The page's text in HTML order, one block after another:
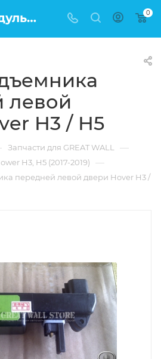
Купить Модуль стеклоподъемника передней левой двери Hover H3 / H5 в Москве по низкой цене 0
левой
H3 / H5
Запчасти для GREAT WALL —
H3, H5 (2017-2019) —
передней левой двери Hover H3 /